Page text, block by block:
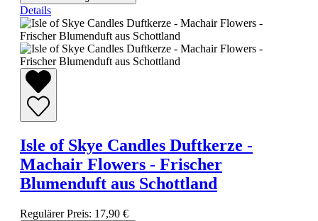
Details
Isle of Skye Candles Duftkerze -
Machair Flowers - Frischer
Blumenduft aus Schottland
Regulärer Preis: 17,90 €